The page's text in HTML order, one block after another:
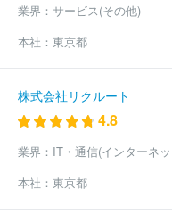
業界： サービス(その他)
本社： 東京都
株式会社リクルート
4.8
業界： IT・通信(インターネ
本社： 東京都